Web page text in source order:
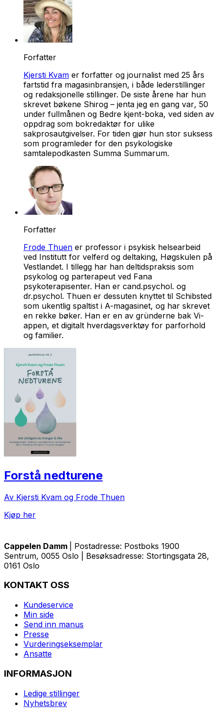
Forfatter
Kjersti Kvam er forfatter og journalist med 25 års
fartstid fra magasinbransjen, i både lederstillinger
og redaksjonelle stillinger. De siste årene har hun
skrevet bøkene Shirog – jenta jeg en gang var, 50
under fullmånen og Bedre kjent-boka, ved siden av
oppdrag som bokredaktør for ulike
sakprosautgivelser. For tiden gjør hun stor suksess
som programleder for den psykologiske
samtalepodkasten Summa Summarum.
Forfatter
Frode Thuen er professor i psykisk helsearbeid
ved Institutt for velferd og deltaking, Høgskulen på
Vestlandet. I tillegg har han deltidspraksis som
psykolog og parterapeut ved Fana
psykoterapisenter. Han er cand.psychol. og
dr.psychol. Thuen er dessuten knyttet til Schibsted
som ukentlig spaltist i A-magasinet, og har skrevet
en rekke bøker. Han er en av gründerne bak Vi-
appen, et digitalt hverdagsverktøy for parforhold
og familier.
Forstå nedturene
Av Kjersti Kvam og Frode Thuen
Kjøp her
Cappelen Damm
| Postadresse: Postboks 1900
Sentrum, 0055 Oslo | Besøksadresse: Stortingsgata 28,
0161 Oslo
KONTAKT OSS
Kundeservice
Min side
Send inn manus
Presse
Vurderingseksemplar
Ansatte
INFORMASJON
Ledige stillinger
Nyhetsbrev